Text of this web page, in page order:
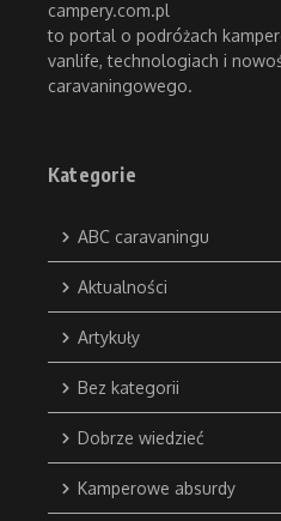
campery.com.pl
to portal o podróżach
vanlife, technologiach i
caravaningowego.
Kategorie
ABC caravaningu
Aktualności
Artykuły
Bez kategorii
Dobrze wiedzieć
Kamperowe absurdy